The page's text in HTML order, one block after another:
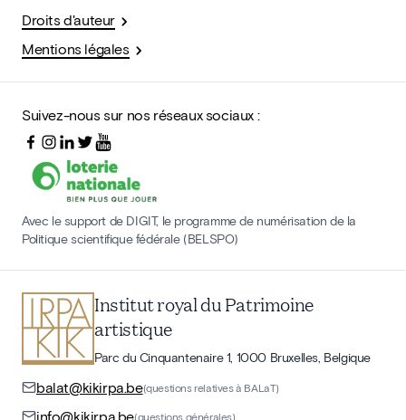
Droits d'auteur
Mentions légales
Suivez-nous sur nos réseaux sociaux :
Avec le support de DIGIT, le programme de numérisation de la
Politique scientifique fédérale (BELSPO)
Institut royal du Patrimoine
artistique
Parc du Cinquantenaire 1, 1000 Bruxelles, Belgique
balat@kikirpa.be(questions relatives à BALaT)
info@kikirpa.be(questions générales)